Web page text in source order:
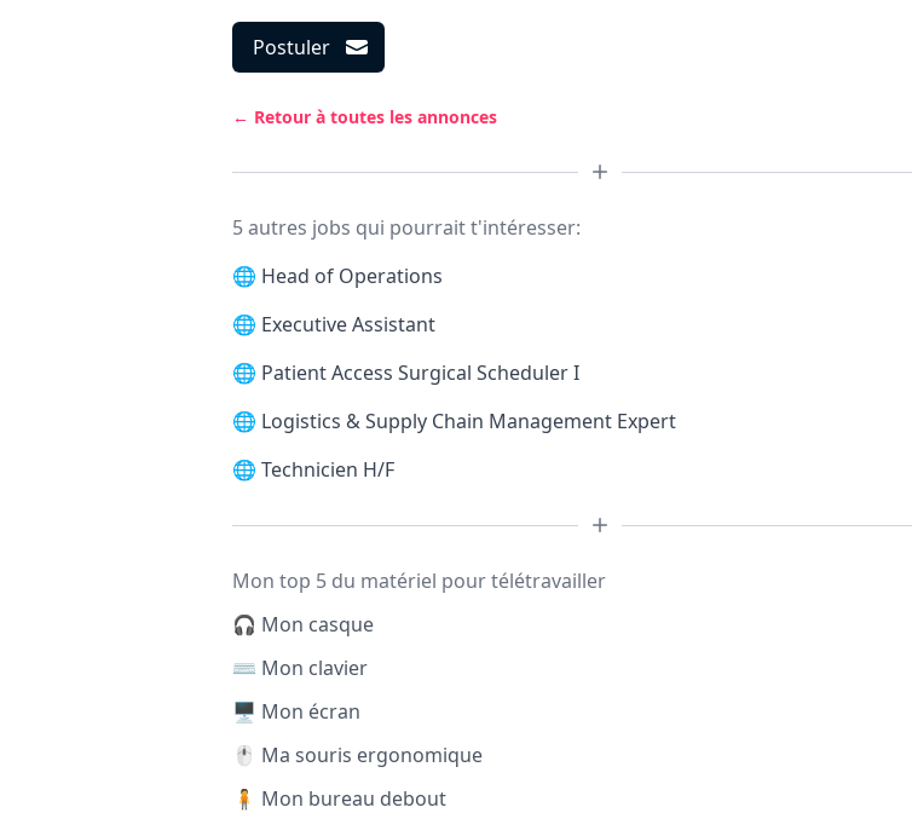
Postuler
← Retour à toutes les annonces
5 autres jobs qui pourrait t'intéresser:
🌐 Head of Operations
🌐 Executive Assistant
🌐 Patient Access Surgical Scheduler I
🌐 Logistics & Supply Chain Management Expert
🌐 Technicien H/F
Mon top 5 du matériel pour télétravailler
🎧 Mon casque
⌨️ Mon clavier
🖥️ Mon écran
🖱️ Ma souris ergonomique
🧍 Mon bureau debout